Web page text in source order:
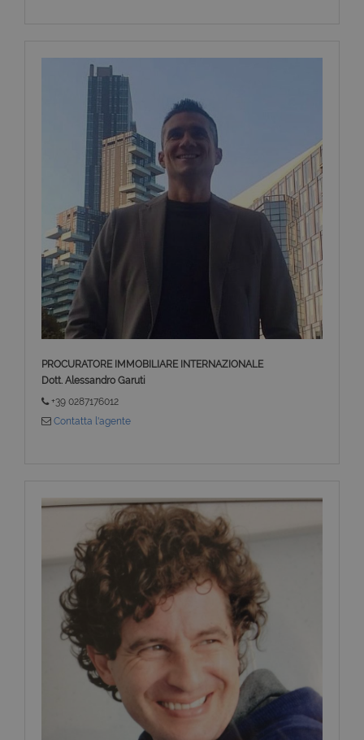
PROCURATORE IMMOBILIARE INTERNAZIONALE
Dott. Alessandro Garuti
+39 0287176012
Contatta l'agente